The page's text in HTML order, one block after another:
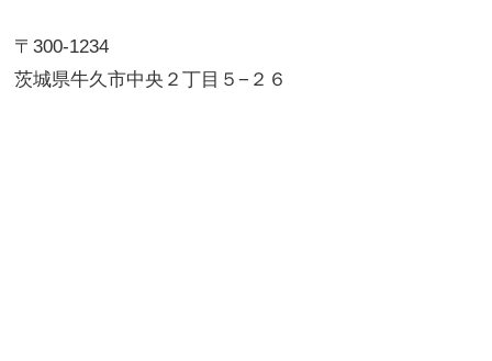
〒300-1234
茨城県牛久市中央２丁目５−２６